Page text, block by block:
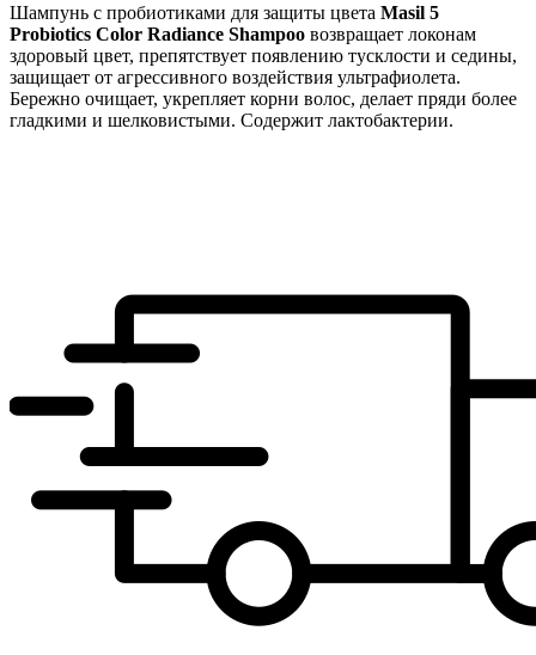
Шампунь с пробиотиками для защиты цвета Masil 5
Probiotics Color Radiance Shampoo возвращает локонам
здоровый цвет, препятствует появлению тусклости и седины,
защищает от агрессивного воздействия ультрафиолета.
Бережно очищает, укрепляет корни волос, делает пряди более
гладкими и шелковистыми. Содержит лактобактерии.